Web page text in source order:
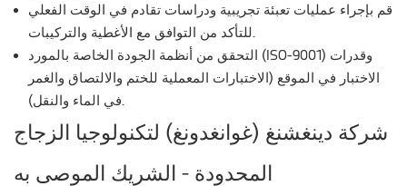
قم بإجراء عمليات تعبئة تجريبية ودراسات تقادم في الوقت الفعلي
للتأكد من التوافق مع الأغطية والتركيبات.
التحقق من أنظمة الجودة الخاصة بالمورد (ISO-9001) وقدرات
الاختبار في الموقع (الاختبارات المعملية للختم والالتصاق والغمر
في الماء والنقل).
شركة دينغشنغ (غوانغدونغ) لتكنولوجيا الزجاج
المحدودة - الشريك الموصى به